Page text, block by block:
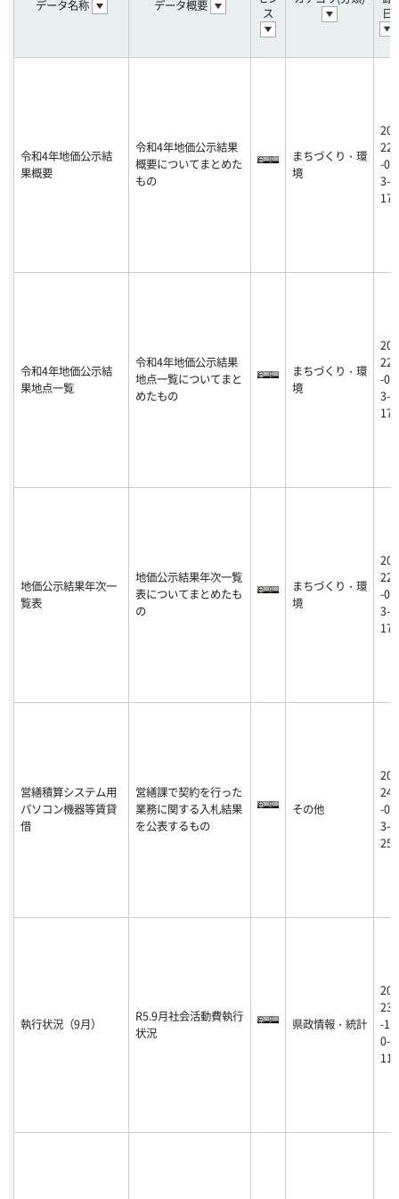
データ名称 データ概要
ス
日
令和4年地価公示結
果概要
令和4年地価公示結果
概要についてまとめた
もの
まちづくり・環
境
20
22
-0
3-
17
令和4年地価公示結
果地点一覧
令和4年地価公示結果
地点一覧についてまと
めたもの
まちづくり・環
境
20
22
-0
3-
17
地価公示結果年次一
覧表
地価公示結果年次一覧
表についてまとめたも
の
まちづくり・環
境
20
22
-0
3-
17
営繕積算システム用
パソコン機器等賃貸
借
営繕課で契約を行った
業務に関する入札結果
を公表するもの
その他
20
24
-0
3-
25
執行状況（9月）
R5.9月社会活動費執行
状況
県政情報・統計
20
23
-1
0-
11